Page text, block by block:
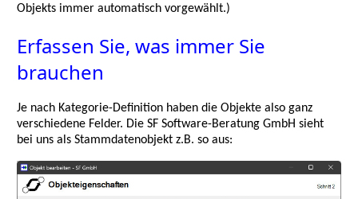
Objekts immer automatisch vorgewählt.)
Erfassen Sie, was immer Sie
brauchen
Je nach Kategorie-Definition haben die Objekte also ganz
verschiedene Felder. Die SF Software-Beratung GmbH sieht
bei uns als Stammdatenobjekt z.B. so aus: